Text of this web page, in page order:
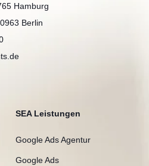
Hamburg
Berlin
SEA Leistungen
Google Ads Agentur
Google Ads